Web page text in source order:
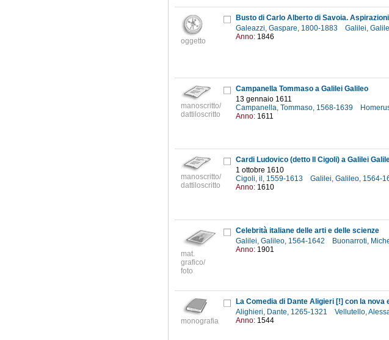
oggetto
Busto di Carlo Alberto di Savoia.
Galeazzi, Gaspare, 1800-1883
Galilei,
Anno: 1846
manoscritto/
dattiloscritto
Campanella Tommaso a Galilei Galileo
13 gennaio 1611
Campanella, Tommaso, 1568-1639
Anno: 1611
manoscritto/
dattiloscritto
Cardi Ludovico (detto Il Cigoli) a Galilei
1 ottobre 1610
Cigoli, il, 1559-1613
Galilei, Galileo, 1564-
Anno: 1610
mat.
grafico/
foto
Celebrità italiane delle arti e delle scienze
Galilei, Galileo, 1564-1642
Buonarroti,
Anno: 1901
monografia
La Comedia di Dante Aligieri [!] con la
Alighieri, Dante, 1265-1321
Vellutello,
Anno: 1544